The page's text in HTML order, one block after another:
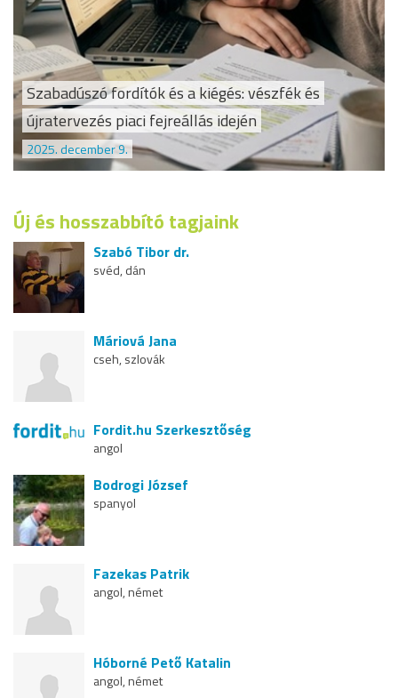
Szabadúszó fordítók és a kiégés: vészfék és
újratervezés piaci fejreállás idején
2025. december 9.
Új és hosszabbító tagjaink
Szabó Tibor dr.
svéd, dán
Máriová Jana
cseh, szlovák
Fordit.hu Szerkesztőség
angol
Bodrogi József
spanyol
Fazekas Patrik
angol, német
Hóborné Pető Katalin
angol, német